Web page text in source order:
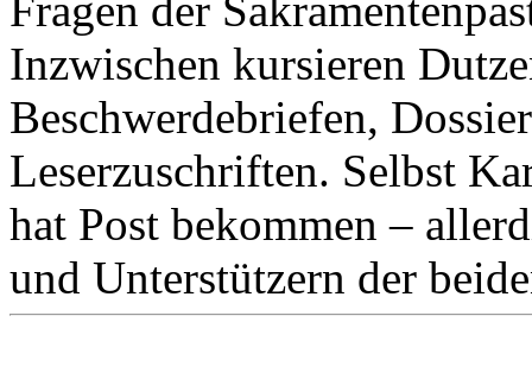
Fragen der
Inzwischen kursieren
Beschwerdebriefen,
Leserzuschriften. Selbst
hat Post bekommen –
und Unterstützern der